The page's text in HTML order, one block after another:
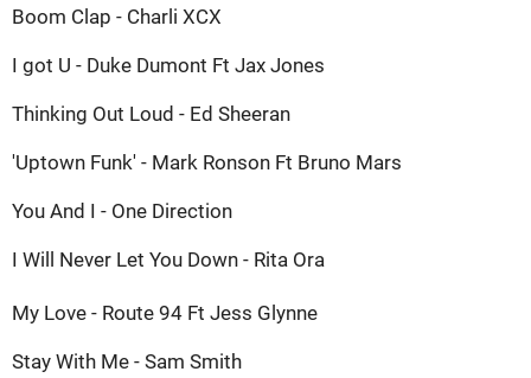
Boom Clap - Charli XCX
I got U - Duke Dumont Ft Jax Jones
Thinking Out Loud - Ed Sheeran
'Uptown Funk' - Mark Ronson Ft Bruno Mars
You And I - One Direction
I Will Never Let You Down - Rita Ora
My Love - Route 94 Ft Jess Glynne
Stay With Me - Sam Smith